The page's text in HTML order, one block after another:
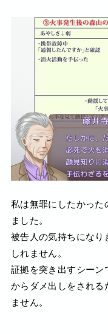
私は無罪にしたかった
ました。
被告人の気持ちになり
しれません。
証拠を突き出すシーン
からダメ出しをされる
ません。